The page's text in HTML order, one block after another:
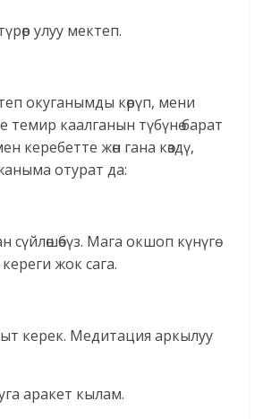
улуу мектеп.
окуганымды көрүп, мени
каалганын түбүнө барат
керебетте жөн гана көздү,
отурат да:
Мага окшоп күнүгө
жок сага.
керек. Медитация аркылуу
аракет кылам.